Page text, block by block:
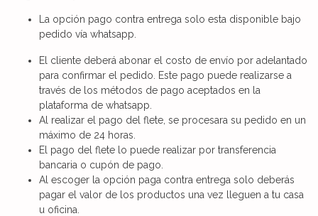
La opción pago contra entrega solo esta disponible bajo
pedido vía whatsapp.
El cliente deberá abonar el costo de envío por adelantado
para confirmar el pedido. Este pago puede realizarse a
través de los métodos de pago aceptados en la
plataforma de whatsapp.
Al realizar el pago del flete, se procesara su pedido en un
máximo de 24 horas.
El pago del flete lo puede realizar por transferencia
bancaria o cupón de pago.
Al escoger la opción paga contra entrega solo deberás
pagar el valor de los productos una vez lleguen a tu casa
u oficina.